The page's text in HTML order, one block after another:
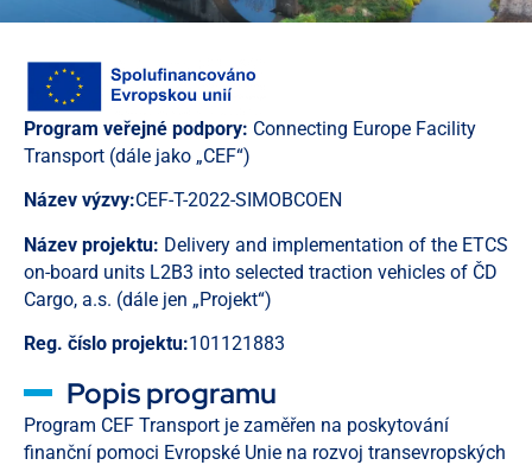
Program veřejné podpory: Connecting Europe Facility
Transport (dále jako „CEF“)
Název výzvy:CEF-T-2022-SIMOBCOEN
Název projektu: Delivery and implementation of the ETCS
on-board units L2B3 into selected traction vehicles of ČD
Cargo, a.s. (dále jen „Projekt“)
Reg. číslo projektu:101121883
Popis programu
Program CEF Transport je zaměřen na poskytování
finanční pomoci Evropské Unie na rozvoj transevropských